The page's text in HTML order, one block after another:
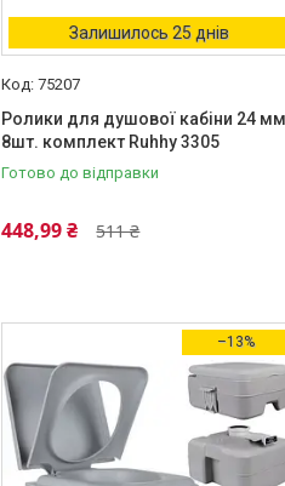
Залишилось 25 днів
75207
Ролики для душової кабіни 24 мм
8шт. комплект Ruhhy 3305
Готово до відправки
511 ₴
448,99 ₴
–13%